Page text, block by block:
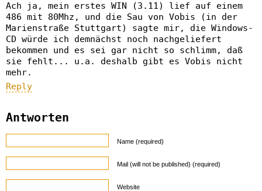
Ach ja, mein erstes WIN (3.11) lief auf einem
486 mit 80Mhz, und die Sau von Vobis (in der
Marienstraße Stuttgart) sagte mir, die Windows-
CD würde ich demnächst noch nachgeliefert
bekommen und es sei gar nicht so schlimm, daß
sie fehlt... u.a. deshalb gibt es Vobis nicht
mehr.
Reply
Antworten
Name (required)
Mail (will not be published) (required)
Website